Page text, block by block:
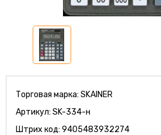
Торговая марка: SKAINER
Артикул: SK-334-н
Штрих код: 9405483932274